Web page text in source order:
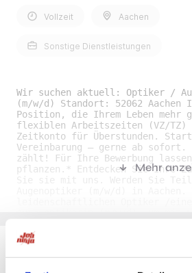
Vollzeit Aachen
Sonstige Dienstleistungen
Wir suchen aktuell: Optiker /
(m/w/d) Standort: 52062 Aachen
Position, die Ihrem Leben mehr
flexiblen Arbeitszeiten (VZ/TZ)
Zeitkonto für Überstunden.
Vereinbarung – gerne ab
zählt! Für Ihre Bewerbung
pflanzen.* Entdecken Sie Ihre
ist dynamisch,
seine Mitarbeiterinnen und
Mittelpunkt. Diese Philosophie
herausragende Produktpalette
Mehr